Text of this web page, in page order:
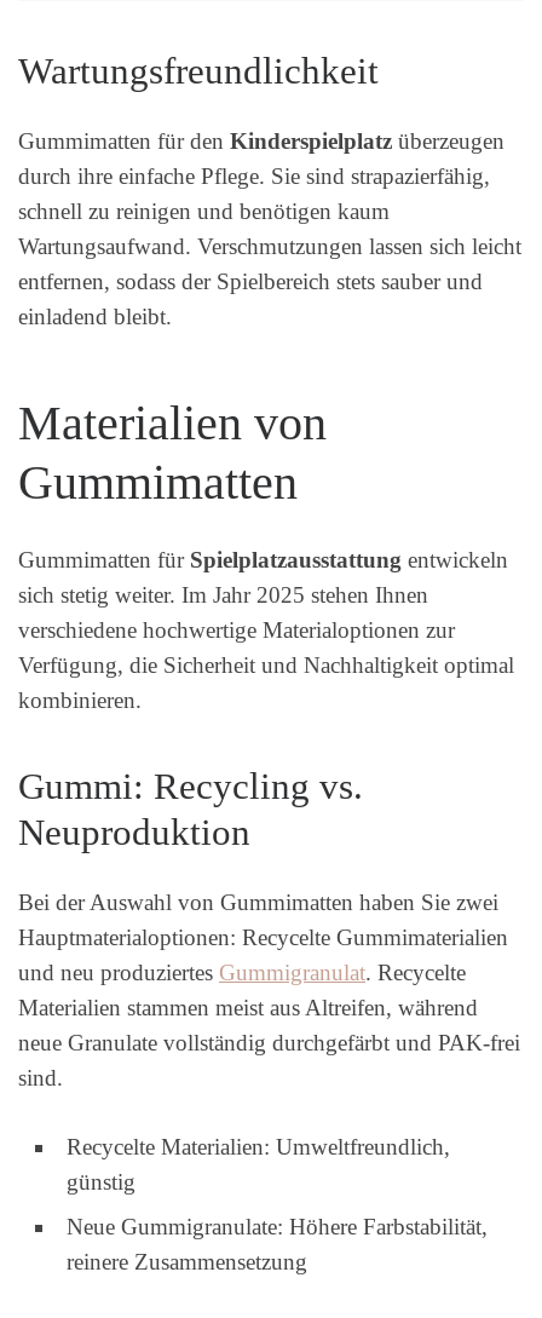
Wartungsfreundlichkeit
Gummimatten für den Kinderspielplatz überzeugen
durch ihre einfache Pflege. Sie sind strapazierfähig,
schnell zu reinigen und benötigen kaum
Wartungsaufwand. Verschmutzungen lassen sich leicht
entfernen, sodass der Spielbereich stets sauber und
einladend bleibt.
Materialien von
Gummimatten
Gummimatten für Spielplatzausstattung entwickeln
sich stetig weiter. Im Jahr 2025 stehen Ihnen
verschiedene hochwertige Materialoptionen zur
Verfügung, die Sicherheit und Nachhaltigkeit optimal
kombinieren.
Gummi: Recycling vs.
Neuproduktion
Bei der Auswahl von Gummimatten haben Sie zwei
Hauptmaterialoptionen: Recycelte Gummimaterialien
und neu produziertes Gummigranulat. Recycelte
Materialien stammen meist aus Altreifen, während
neue Granulate vollständig durchgefärbt und PAK-frei
sind.
Recycelte Materialien: Umweltfreundlich,
günstig
Neue Gummigranulate: Höhere Farbstabilität,
reinere Zusammensetzung